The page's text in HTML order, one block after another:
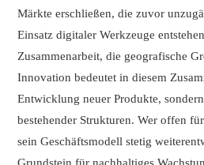
Märkte erschließen, die zuvor
Einsatz digitaler Werkzeuge
Zusammenarbeit, die geografische
Innovation bedeutet in diesem
Entwicklung neuer Produkte,
bestehender Strukturen. Wer offen
sein Geschäftsmodell stetig